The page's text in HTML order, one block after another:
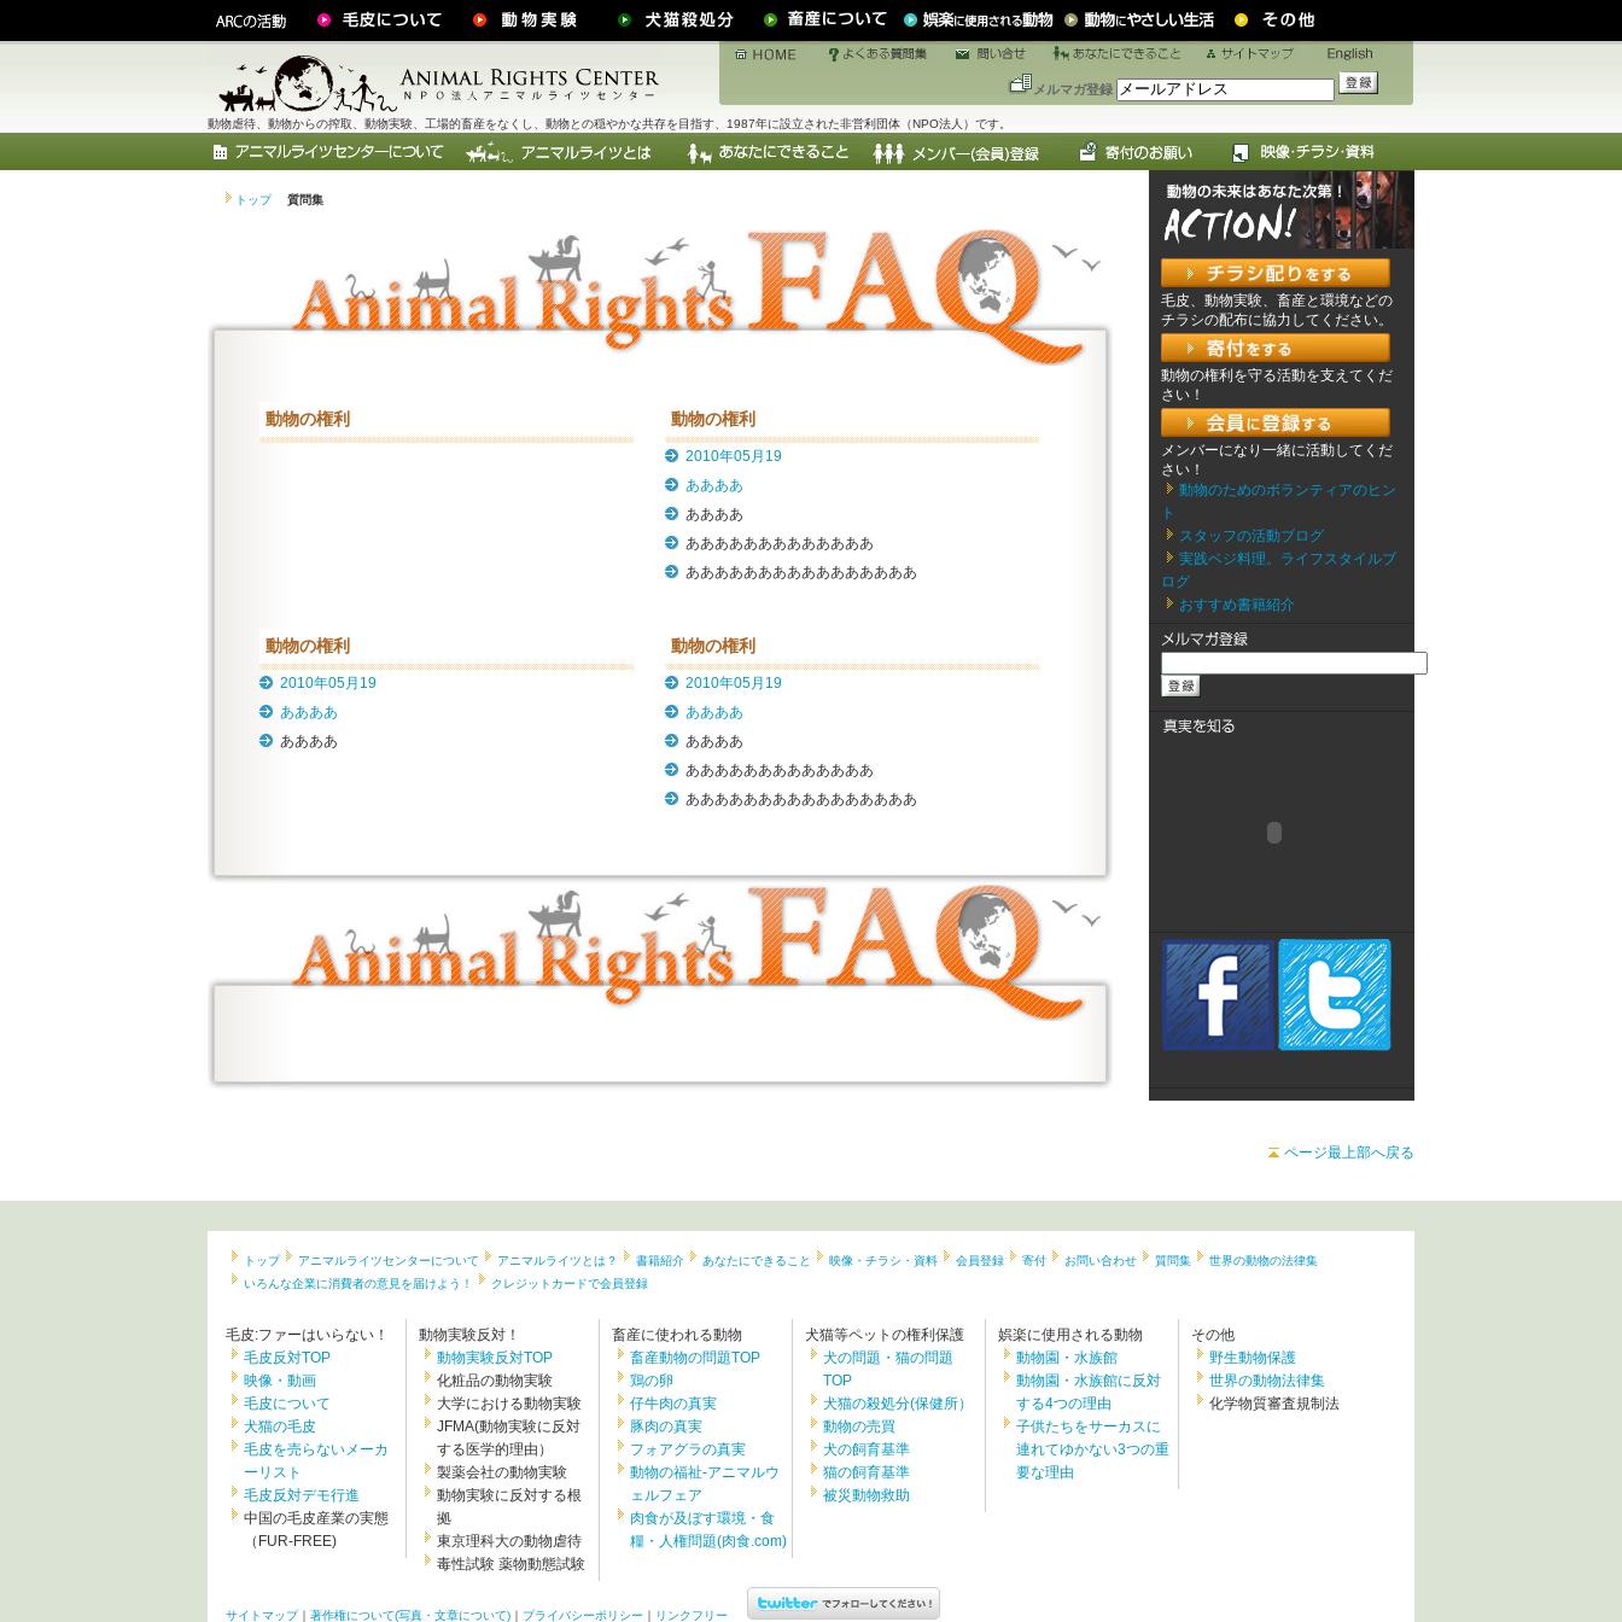
メルマガ登録
動物虐待、動物からの搾取、動物実験、工場的畜産をなくし、動物との穏やかな共存を目指す、1987年に設立された非営利団体（NPO法人）です。
トップ 質問集
動物の権利 動物の権利
2010年05月19
ああああ
ああああ
あああああああああああああ
ああああああああああああああああ
動物の権利
2010年05月19
ああああ
ああああ
動物の権利
2010年05月19
ああああ
ああああ
あああああああああああああ
ああああああああああああああああ
毛皮、動物実験、畜産と環境などの
チラシの配布に協力してください。
動物の権利を守る活動を支えてくだ
さい！
メンバーになり一緒に活動してくだ
さい！
動物のためのボランティアのヒン
ト
スタッフの活動ブログ
実践ベジ料理。ライフスタイルブ
ログ
おすすめ書籍紹介
ページ最上部へ戻る
トップ アニマルライツセンターについて アニマルライツとは？ 書籍紹介 あなたにできること 映像・チラシ・資料 会員登録 寄付 お問い合わせ 質問集
世界の動物の法律集
いろんな企業に消費者の意見を届けよう！
クレジットカードで会員登録
毛皮:ファーはいらない！
毛皮反対TOP
映像・動画
毛皮について
犬猫の毛皮
毛皮を売らないメーカ
ーリスト
毛皮反対デモ行進
中国の毛皮産業の実態
（FUR-FREE)
動物実験反対！
動物実験反対TOP
化粧品の動物実験
大学における動物実験
JFMA(動物実験に反対
する医学的理由）
製薬会社の動物実験
動物実験に反対する根
拠
東京理科大の動物虐待
毒性試験 薬物動態試験
畜産に使われる動物
畜産動物の問題TOP
鶏の卵
仔牛肉の真実
豚肉の真実
フォアグラの真実
動物の福祉-アニマルウ
ェルフェア
肉食が及ぼす環境・食
糧・人権問題(肉食.com)
犬猫等ペットの権利保護
犬の問題・猫の問題
TOP
犬猫の殺処分(保健所）
動物の売買
犬の飼育基準
猫の飼育基準
被災動物救助
娯楽に使用される動物
動物園・水族館
動物園・水族館に反対
する4つの理由
子供たちをサーカスに
連れてゆかない3つの重
要な理由
その他
野生動物保護
世界の動物法律集
化学物質審査規制法
サイトマップ｜ 著作権について(写真・文章について) ｜ プライバシーポリシー ｜ リンクフリー